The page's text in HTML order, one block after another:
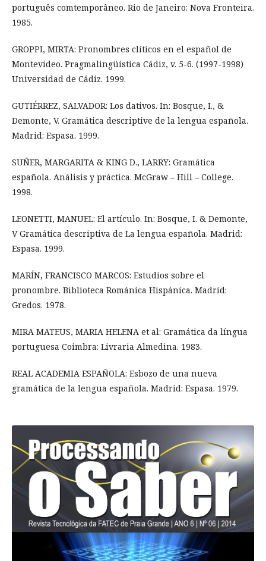
português comtemporâneo. Rio de Janeiro: Nova Fronteira.
1985.
GROPPI, MIRTA: Pronombres clíticos en el español de
Montevideo. Pragmalingüística Cádiz, v. 5-6. (1997-1998)
Universidad de Cádiz. 1999.
GUTIÉRREZ, SALVADOR: Los dativos. In: Bosque, I., &
Demonte, V. Gramática descriptive de la lengua española.
Madrid: Espasa. 1999.
SUÑER, MARGARITA & KING D., LARRY: Gramática
española. Análisis y práctica. McGraw – Hill – College.
1998.
LEONETTI, MANUEL: El artículo. In: Bosque, I. & Demonte,
V Gramática descriptiva de La lengua española. Madrid:
Espasa. 1999.
MARÍN, FRANCISCO MARCOS: Estudios sobre el
pronombre. Biblioteca Románica Hispánica. Madrid:
Gredos. 1978.
MIRA MATEUS, MARIA HELENA et al: Gramática da língua
portuguesa Coimbra: Livraria Almedina. 1983.
REAL ACADEMIA ESPAÑOLA: Esbozo de una nueva
gramática de la lengua española. Madrid: Espasa. 1979.